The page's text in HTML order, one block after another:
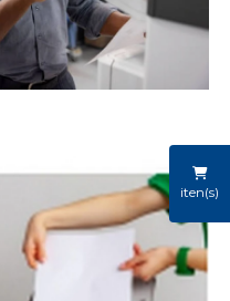
iten(s)